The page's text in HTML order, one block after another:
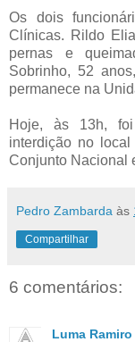
Os dois
Clínicas. Rildo
pernas e
Sobrinho, 52
permanece na
Hoje, às 13h,
interdição no
Conjunto Nacional
Pedro Zambarda às
Compartilhar
6 comentários:
Luma